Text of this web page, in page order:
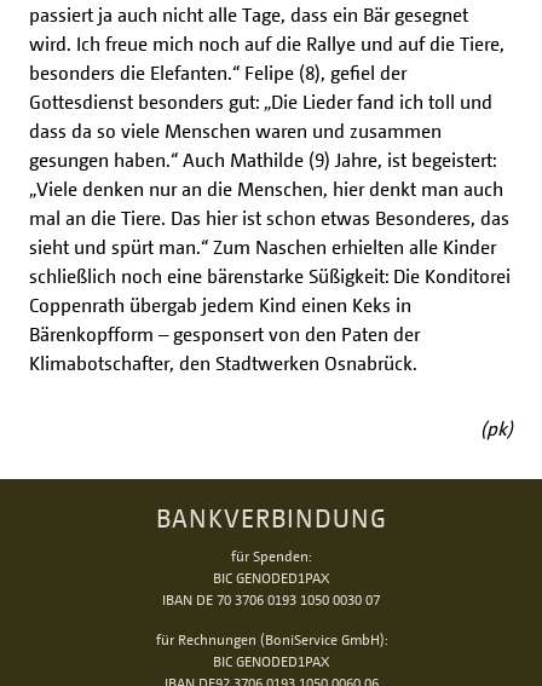
passiert ja auch nicht alle Tage, dass ein Bär gesegnet
wird. Ich freue mich noch auf die Rallye und auf die Tiere,
besonders die Elefanten.“ Felipe (8), gefiel der
Gottesdienst besonders gut: „Die Lieder fand ich toll und
dass da so viele Menschen waren und zusammen
gesungen haben.“ Auch Mathilde (9) Jahre, ist begeistert:
„Viele denken nur an die Menschen, hier denkt man auch
mal an die Tiere. Das hier ist schon etwas Besonderes, das
sieht und spürt man.“ Zum Naschen erhielten alle Kinder
schließlich noch eine bärenstarke Süßigkeit: Die Konditorei
Coppenrath übergab jedem Kind einen Keks in
Bärenkopfform – gesponsert von den Paten der
Klimabotschafter, den Stadtwerken Osnabrück.
(pk)
BANKVERBINDUNG
für Spenden:
BIC GENODED1PAX
IBAN DE 70 3706 0193 1050 0030 07
für Rechnungen (BoniService GmbH):
BIC GENODED1PAX